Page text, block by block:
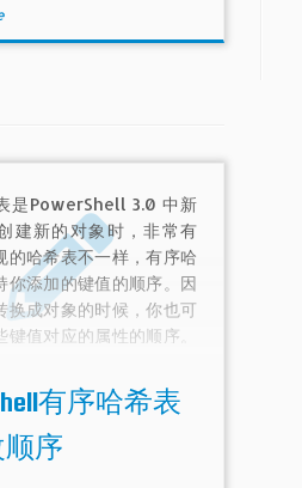
是PowerShell 3.0 中新
建新的对象时，非常有
的哈希表不一样，有序哈
你添加的键值的顺序。因
换成对象的时候，你也可
键值对应的属性的顺序。
定，但我不想它跟在所有
，比如位于第二个属性。
Inser方法。
有序哈希表
序